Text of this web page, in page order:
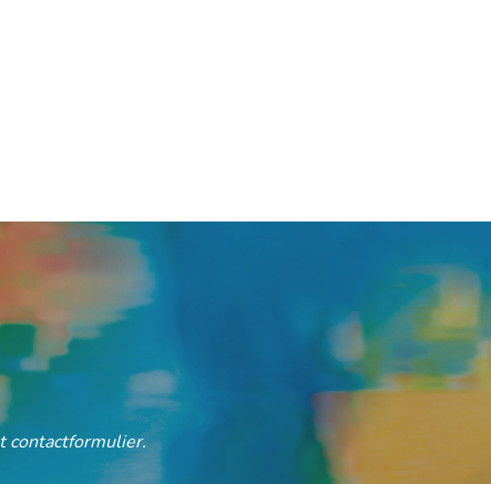
contactformulier.